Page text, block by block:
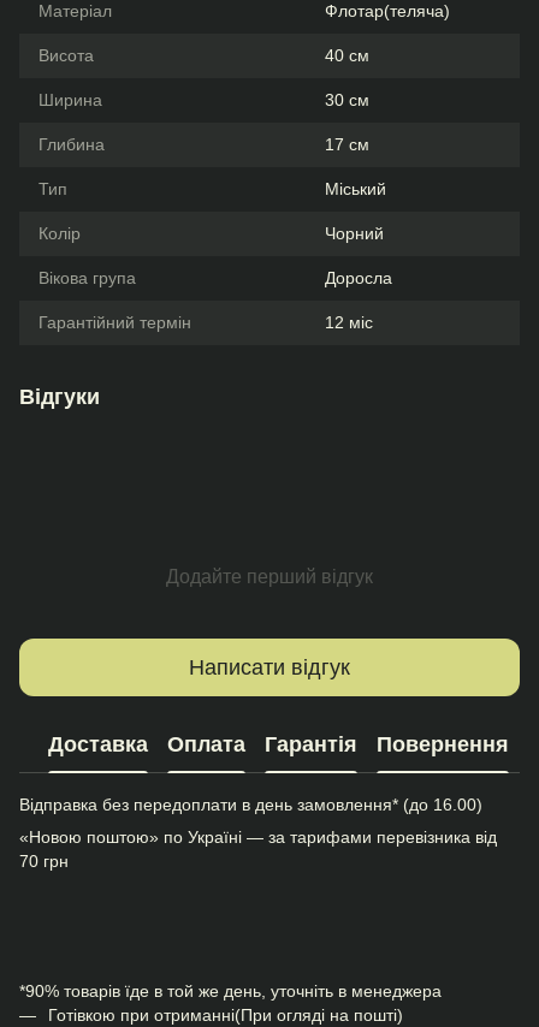
Матеріал Флотар(теляча)
Висота 40 см
Ширина 30 см
Глибина 17 см
Тип Міський
Колір Чорний
Вікова група Доросла
Гарантійний термін 12 міс
Відгуки
Додайте перший відгук
Написати відгук
Доставка Оплата Гарантія Повернення
Відправка без передоплати в день замовлення* (до 16.00)
«Новою поштою» по Україні — за тарифами перевізника від
70 грн
*90% товарів їде в той же день, уточніть в менеджера
Готівкою при отриманні(При огляді на пошті)